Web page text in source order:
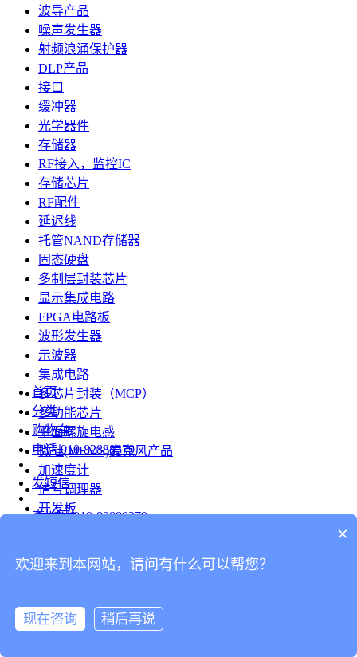
波导产品
噪声发生器
射频浪涌保护器
DLP产品
接口
缓冲器
光学器件
存储器
RF接入，监控IC
存储芯片
RF配件
延迟线
托管NAND存储器
固态硬盘
多制层封装芯片
显示集成电路
FPGA电路板
波形发生器
示波器
集成电路
多芯片封装（MCP）
多功能芯片
平面螺旋电感
微硅(MEMS)麦克风产品
加速度计
信号调理器
开发板
台式仪表
连接器
首页
分类
购物车
电话 010-82888379
发短信
查地图 010-82888379
分享
×
欢迎来到本网站，请问有什么可以帮您？
现在咨询 稍后再说